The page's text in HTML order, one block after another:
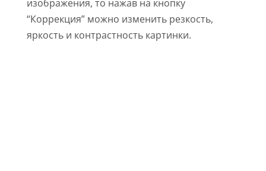
изображения, то нажав на кнопку
“Коррекция” можно изменить резкость,
яркость и контрастность картинки.